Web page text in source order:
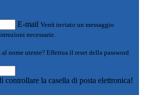
E-mail Verrà inviato un messaggio
necessarie.
nome utente? Effettua il reset della password
controllare la casella di posta elettronica!